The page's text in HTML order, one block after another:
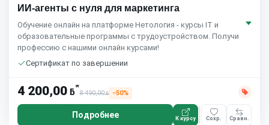
ИИ-агенты с нуля для маркетинга
Обучение онлайн на платформе Нетология - курсы IT и
образовательные программы с трудоустройством. Получи
профессию с нашими онлайн курсами!
Сертификат по завершении
4 200,00 ƃ*
8 490,00ƃ −50%
Подробнее К курсу Сохр. Сравн.